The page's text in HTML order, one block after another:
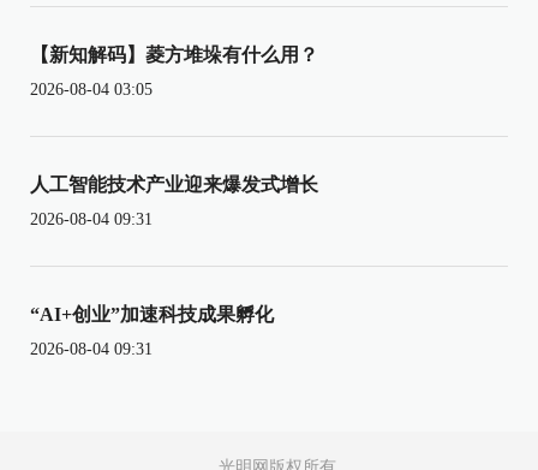
【新知解码】菱方堆垛有什么用？
2026-08-04 03:05
人工智能技术产业迎来爆发式增长
2026-08-04 09:31
“AI+创业”加速科技成果孵化
2026-08-04 09:31